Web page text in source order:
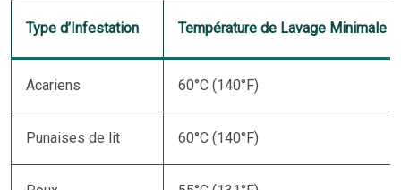
Type d’Infestation Température de Lavage Minimale
Acariens 60°C (140°F)
Punaises de lit 60°C (140°F)